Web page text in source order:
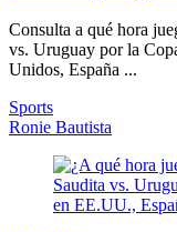
Consulta a qué hora
vs. Uruguay por la
Unidos, España ...
Sports
Ronie Bautista